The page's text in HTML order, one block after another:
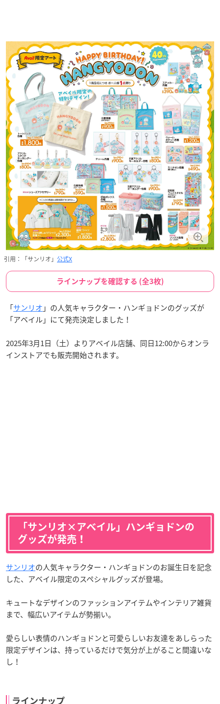
引用：「サンリオ」 公式X
ラインナップを確認する (全3枚)
「サンリオ 」の人気キャラクター・ハンギョドンのグッズが
「アベイル」にて発売決定しました！
2025年3月1日（土）よりアベイル店舗、同日12:00からオンラ
インストアでも販売開始されます。
「サンリオ×アベイル」ハンギョドンの
グッズが発売！
サンリオの人気キャラクター・ハンギョドンのお誕生日を記念
した、アベイル限定のスペシャルグッズが登場。
キュートなデザインのファッションアイテムやインテリア雑貨
まで、幅広いアイテムが勢揃い。
愛らしい表情のハンギョドンと可愛らしいお友達をあしらった
限定デザインは、持っているだけで気分が上がること間違いな
し！
ラインナップ